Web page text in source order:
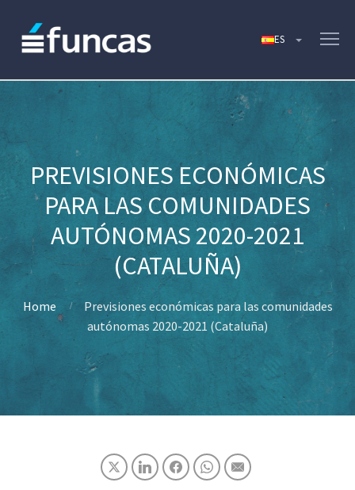
PREVISIONES ECONÓMICAS
PARA LAS COMUNIDADES
AUTÓNOMAS 2020-2021
(CATALUÑA)
Home
Previsiones económicas para las comunidades
autónomas 2020-2021 (Cataluña)